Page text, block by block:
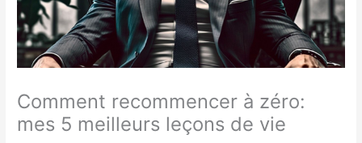
Comment recommencer à zéro:
mes 5 meilleurs leçons de vie